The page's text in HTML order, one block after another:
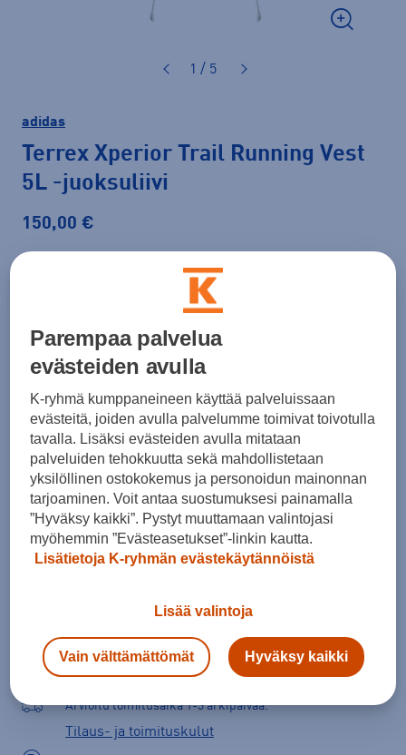
1 / 5
adidas
Terrex Xperior Trail Running Vest
5L -juoksuliivi
150,00 €
Lisää ostoskoriin
Tarkista saatavuus ja tilaa myymälästä
Valitse koko nähdäksesi myymäläsaatavuuden.
Arvioitu toimitusaika 1-3 arkipäivää.
Tilaus- ja toimituskulut
Parempaa palvelua
evästeiden avulla
K-ryhmä kumppaneineen käyttää palveluissaan
evästeitä, joiden avulla palvelumme toimivat toivotulla
tavalla. Lisäksi evästeiden avulla mitataan
palveluiden tehokkuutta sekä mahdollistetaan
yksilöllinen ostokokemus ja personoidun mainonnan
tarjoaminen. Voit antaa suostumuksesi painamalla
”Hyväksy kaikki”. Pystyt muuttamaan valintojasi
myöhemmin ”Evästeasetukset”-linkin kautta.
Lisätietoja K-ryhmän evästekäytännöistä
Lisää valintoja
Vain välttämättömät Hyväksy kaikki